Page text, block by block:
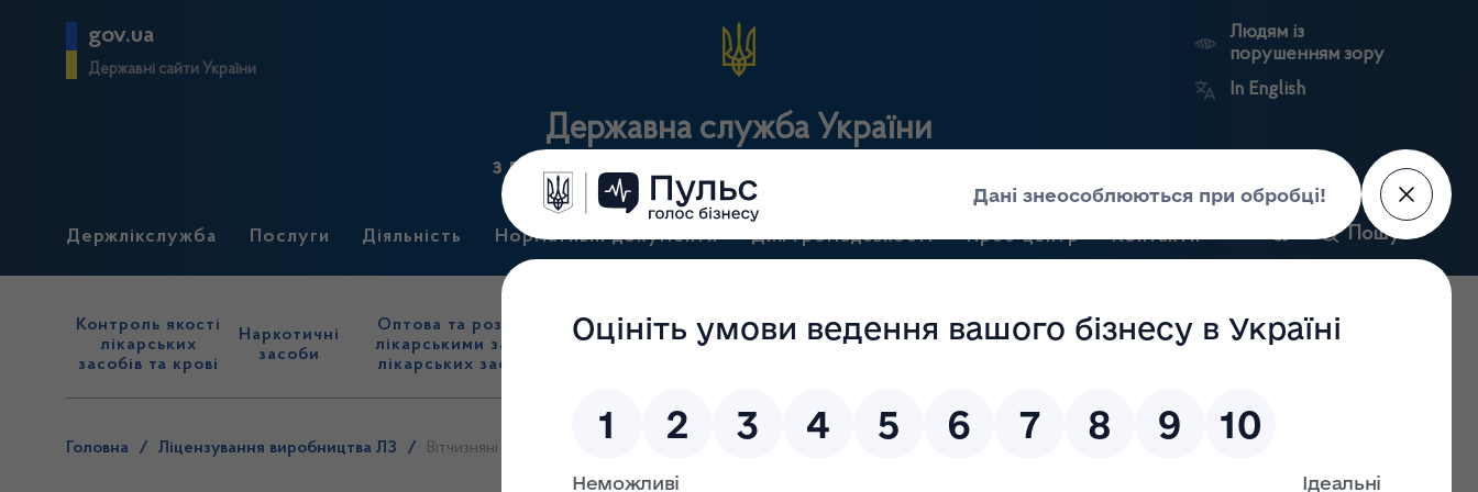
gov.ua
Державні сайти України
Державна служба України
з лікарських засобів та контролю за наркотиками
Людям із
порушенням зору
In English
Держлікслужба Послуги Діяльність Нормативні документи Для громадськості Прес-центр Контакти Пошук
Контроль якості
лікарських
засобів та крові
Наркотичні
засоби
Оптова та роздрібна торгівля
лікарськими засобами, імпорт
лікарських засобів (крім АФІ)
Державний
нагляд
виробництва лікарських
Ринковий
Державні
Антикорупційний
портал
Головна / Ліцензування виробництва ЛЗ / Вітчизняні виробники лікарських засобів станом на 05.09.2012